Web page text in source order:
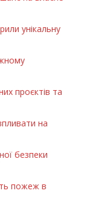
унікальну
проєктів та
на
безпеки
пожеж в